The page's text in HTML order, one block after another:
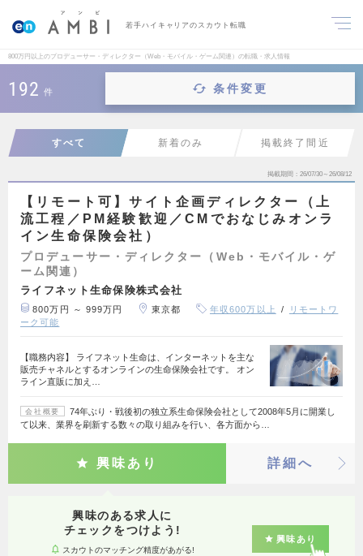
若手ハイキャリアのスカウト転職
800万円以上のプロデューサー・ディレクター（Web・モバイル・ゲーム関連）の転職・求人情報
192 件 条件変更
すべて 新着のみ 掲載終了間近
掲載期間 26/07/30～26/08/12
【リモート可】サイト企画ディレクター（上
流工程／PM経験歓迎／CMでおなじみオンラ
イン生命保険会社）
プロデューサー・ディレクター（Web・モバイル・ゲ
ーム関連）
ライフネット生命保険株式会社
800万円 ～ 999万円 東京都 年収600万以上
リモートワ
ーク可能
【職務内容】 ライフネット生命は、インターネットを主な
販売チャネルとするオンラインの生命保険会社です。 オン
ライン直販に加え…
会社概要
74年ぶり・戦後初の独立系生命保険会社として2008年5月に開業し
て以来、業界を刷新する数々の取り組みを行い、各方面から…
興味あり 詳細へ
興味のある求人に
チェックをつけよう!
スカウトのマッチング精度があがる!
興味あり